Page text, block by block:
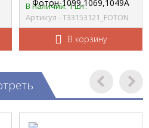
В наличии: 1 шт.
Артикул - Т33153121_FOTON
В корзину